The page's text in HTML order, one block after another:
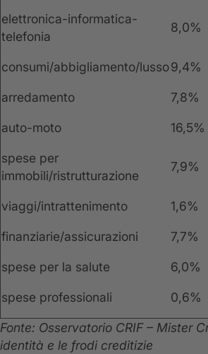
elettronica-informatica-
telefonia
8,0%
consumi/abbigliamento/lusso9,4%
arredamento 7,8%
auto-moto 16,5%
spese per
immobili/ristrutturazione
7,9%
viaggi/intrattenimento 1,6%
finanziarie/assicurazioni 7,7%
spese per la salute 6,0%
spese professionali 0,6%
Fonte: Osservatorio CRIF – Mister
identità e le frodi creditizie